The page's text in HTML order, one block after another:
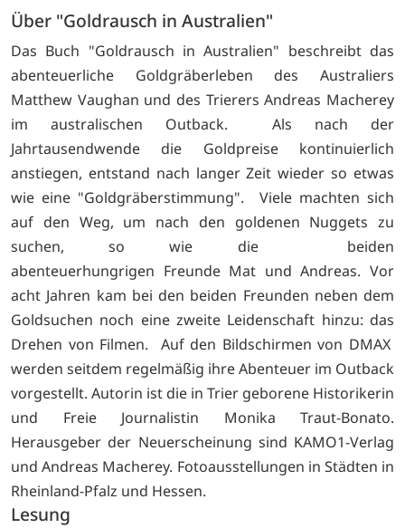
Über "Goldrausch in Australien"
Das Buch "Goldrausch in Australien" beschreibt das
abenteuerliche Goldgräberleben des Australiers
Matthew Vaughan und des Trierers Andreas Macherey
im australischen Outback. Als nach der
Jahrtausendwende die Goldpreise kontinuierlich
anstiegen, entstand nach langer Zeit wieder so etwas
wie eine "Goldgräberstimmung". Viele machten sich
auf den Weg, um nach den goldenen Nuggets zu
suchen, so wie die beiden
abenteuerhungrigen Freunde Mat und Andreas. Vor
acht Jahren kam bei den beiden Freunden neben dem
Goldsuchen noch eine zweite Leidenschaft hinzu: das
Drehen von Filmen. Auf den Bildschirmen von DMAX
werden seitdem regelmäßig ihre Abenteuer im Outback
vorgestellt. Autorin ist die in Trier geborene Historikerin
und Freie Journalistin Monika Traut-Bonato.
Herausgeber der Neuerscheinung sind KAMO1-Verlag
und Andreas Macherey. Fotoausstellungen in Städten in
Rheinland-Pfalz und Hessen.
Lesung